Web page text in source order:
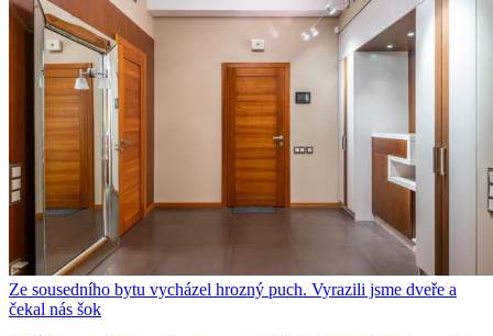
Ze sousedního bytu vycházel hrozný puch. Vyrazili jsme dveře a
čekal nás šok